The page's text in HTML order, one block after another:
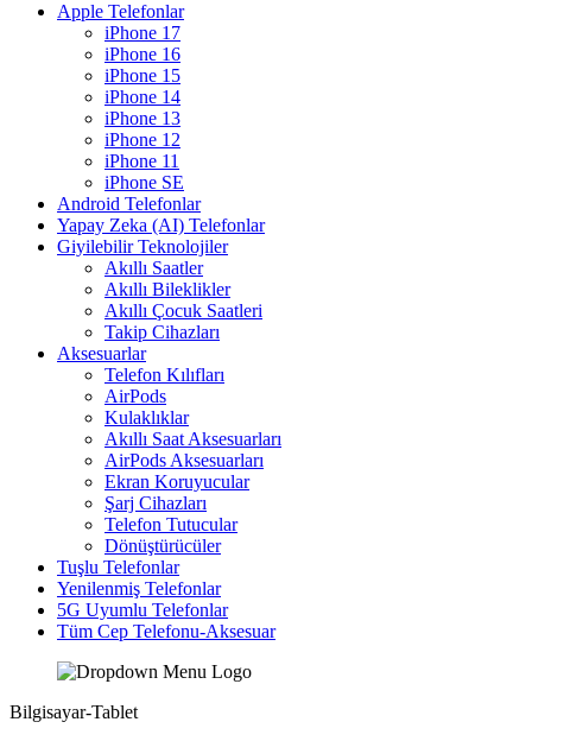
Apple Telefonlar
iPhone 17
iPhone 16
iPhone 15
iPhone 14
iPhone 13
iPhone 12
iPhone 11
iPhone SE
Android Telefonlar
Yapay Zeka (AI) Telefonlar
Giyilebilir Teknolojiler
Akıllı Saatler
Akıllı Bileklikler
Akıllı Çocuk Saatleri
Takip Cihazları
Aksesuarlar
Telefon Kılıfları
AirPods
Kulaklıklar
Akıllı Saat Aksesuarları
AirPods Aksesuarları
Ekran Koruyucular
Şarj Cihazları
Telefon Tutucular
Dönüştürücüler
Tuşlu Telefonlar
Yenilenmiş Telefonlar
5G Uyumlu Telefonlar
Tüm Cep Telefonu-Aksesuar
Bilgisayar-Tablet